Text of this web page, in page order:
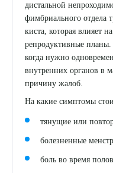
дистальной
фимбриального отдела
киста, которая влияет
репродуктивные планы.
когда нужно
внутренних органов в
причину жалоб.
На какие симптомы
тянущие или
болезненные
боль во время